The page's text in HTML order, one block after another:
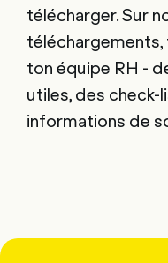
télécharger. Sur
ton équipe RH -
utiles, des
informations de